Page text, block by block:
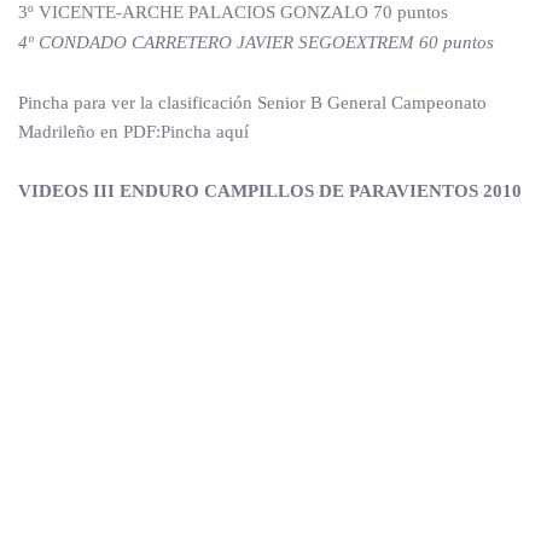
3º VICENTE-ARCHE PALACIOS GONZALO 70 puntos
4º CONDADO CARRETERO JAVIER SEGOEXTREM 60 puntos
Pincha para ver la clasificación Senior B General Campeonato
Madrileño en PDF:Pincha aquí
VIDEOS III ENDURO CAMPILLOS DE PARAVIENTOS 2010